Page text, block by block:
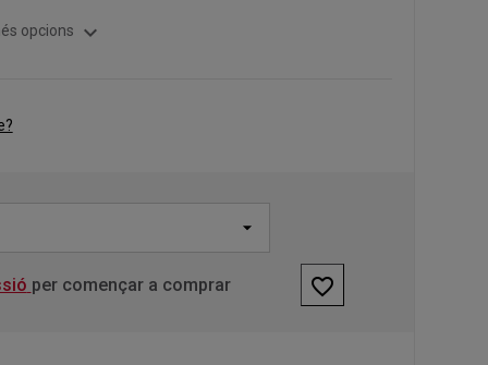
opcions expand_more
per començar a comprar favorite_border